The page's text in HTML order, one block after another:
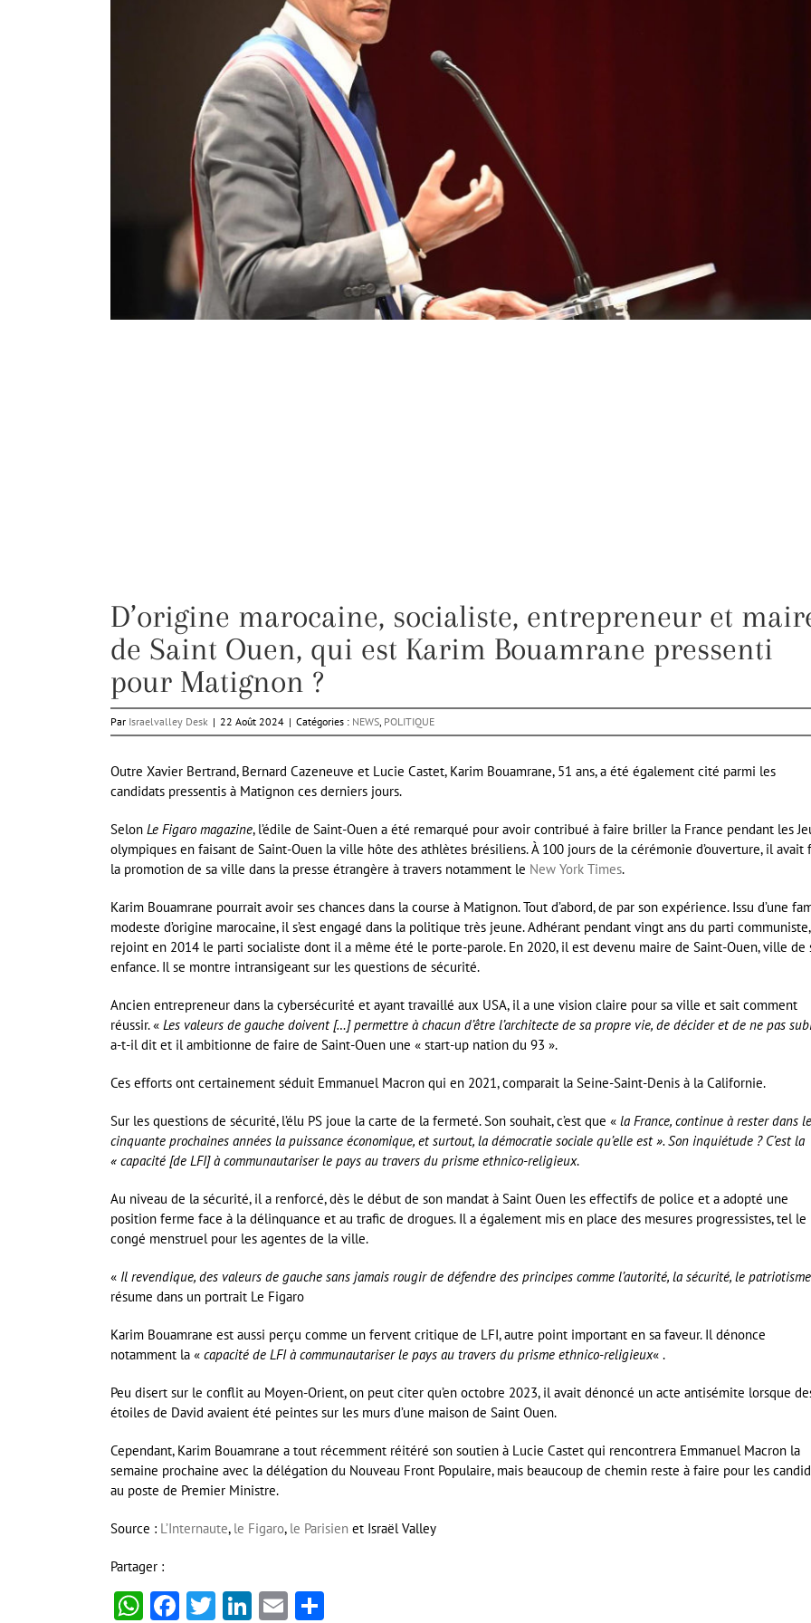
D’origine marocaine, socialiste, entrepreneur et
de Saint Ouen, qui est Karim Bouamrane pressenti
pour Matignon ?
Par Israelvalley Desk | 22 Août 2024 | Catégories : NEWS, POLITIQUE
Outre Xavier Bertrand, Bernard Cazeneuve et Lucie Castet, Karim Bouamrane, 51 ans, a été également cité parmi les
candidats pressentis à Matignon ces derniers jours.
Selon Le Figaro magazine, l’édile de Saint-Ouen a été remarqué pour avoir contribué à faire briller la France pendant les
olympiques en faisant de Saint-Ouen la ville hôte des athlètes brésiliens. À 100 jours de la cérémonie d’ouverture, il avait
la promotion de sa ville dans la presse étrangère à travers notamment le New York Times.
Karim Bouamrane pourrait avoir ses chances dans la course à Matignon. Tout d’abord, de par son expérience. Issu d’une
modeste d’origine marocaine, il s’est engagé dans la politique très jeune. Adhérant pendant vingt ans du parti
rejoint en 2014 le parti socialiste dont il a même été le porte-parole. En 2020, il est devenu maire de Saint-Ouen, ville de
enfance. Il se montre intransigeant sur les questions de sécurité.
Ancien entrepreneur dans la cybersécurité et ayant travaillé aux USA, il a une vision claire pour sa ville et sait comment
réussir. « Les valeurs de gauche doivent […] permettre à chacun d’être l’architecte de sa propre vie, de décider et de ne pas
a-t-il dit et il ambitionne de faire de Saint-Ouen une « start-up nation du 93 ».
Ces efforts ont certainement séduit Emmanuel Macron qui en 2021, comparait la Seine-Saint-Denis à la Californie.
Sur les questions de sécurité, l’élu PS joue la carte de la fermeté. Son souhait, c’est que « la France, continue à rester dans
cinquante prochaines années la puissance économique, et surtout, la démocratie sociale qu’elle est ». Son inquiétude ? C’est la
« capacité [de LFI] à communautariser le pays au travers du prisme ethnico-religieux.
Au niveau de la sécurité, il a renforcé, dès le début de son mandat à Saint Ouen les effectifs de police et a adopté une
position ferme face à la délinquance et au trafic de drogues. Il a également mis en place des mesures progressistes, tel le
congé menstruel pour les agentes de la ville.
« Il revendique, des valeurs de gauche sans jamais rougir de défendre des principes comme l’autorité, la sécurité, le patriotisme
résume dans un portrait Le Figaro
Karim Bouamrane est aussi perçu comme un fervent critique de LFI, autre point important en sa faveur. Il dénonce
notamment la « capacité de LFI à communautariser le pays au travers du prisme ethnico-religieux« .
Peu disert sur le conflit au Moyen-Orient, on peut citer qu’en octobre 2023, il avait dénoncé un acte antisémite lorsque
étoiles de David avaient été peintes sur les murs d’une maison de Saint Ouen.
Cependant, Karim Bouamrane a tout récemment réitéré son soutien à Lucie Castet qui rencontrera Emmanuel Macron la
semaine prochaine avec la délégation du Nouveau Front Populaire, mais beaucoup de chemin reste à faire pour les
au poste de Premier Ministre.
Source : L’Internaute, le Figaro, le Parisien et Israël Valley
Partager :
WhatsApp
Facebook
Twitter
LinkedIn
Email